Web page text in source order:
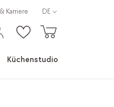
Küchenstudio
Karriere DE